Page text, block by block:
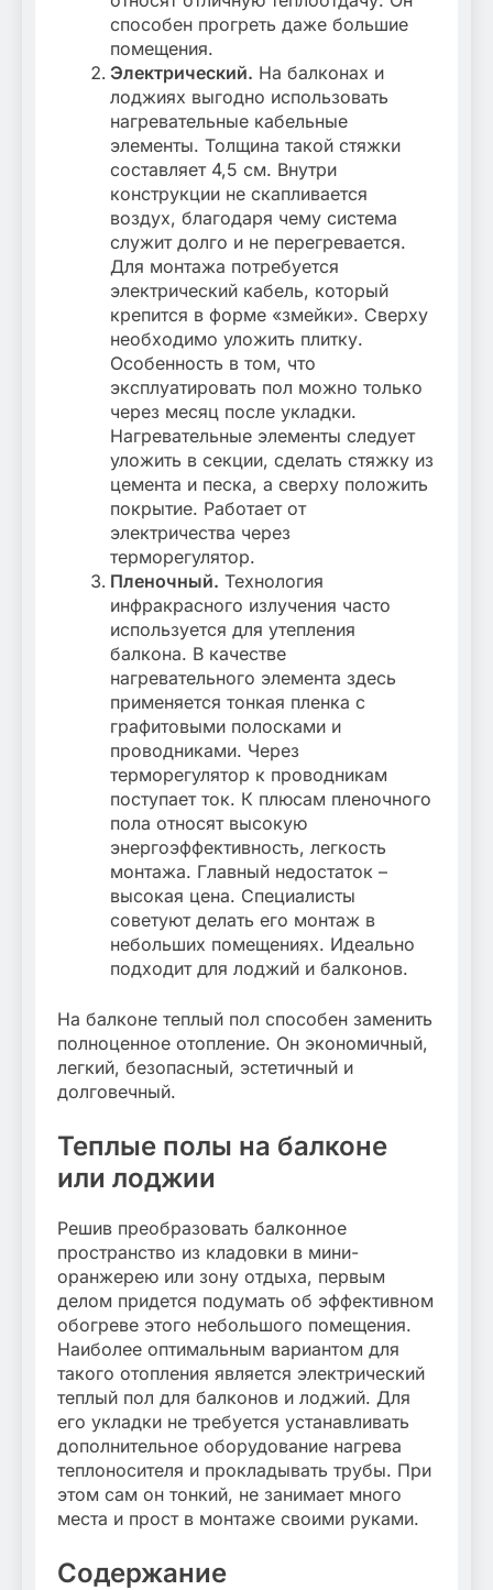
способен прогреть даже большие
помещения.
Электрический. На балконах и
лоджиях выгодно использовать
нагревательные кабельные
элементы. Толщина такой стяжки
составляет 4,5 см. Внутри
конструкции не скапливается
воздух, благодаря чему система
служит долго и не перегревается.
Для монтажа потребуется
электрический кабель, который
крепится в форме «змейки». Сверху
необходимо уложить плитку.
Особенность в том, что
эксплуатировать пол можно только
через месяц после укладки.
Нагревательные элементы следует
уложить в секции, сделать стяжку из
цемента и песка, а сверху положить
покрытие. Работает от
электричества через
терморегулятор.
Пленочный. Технология
инфракрасного излучения часто
используется для утепления
балкона. В качестве
нагревательного элемента здесь
применяется тонкая пленка с
графитовыми полосками и
проводниками. Через
терморегулятор к проводникам
поступает ток. К плюсам пленочного
пола относят высокую
энергоэффективность, легкость
монтажа. Главный недостаток –
высокая цена. Специалисты
советуют делать его монтаж в
небольших помещениях. Идеально
подходит для лоджий и балконов.
На балконе теплый пол способен заменить
полноценное отопление. Он экономичный,
легкий, безопасный, эстетичный и
долговечный.
Теплые полы на балконе
или лоджии
Решив преобразовать балконное
пространство из кладовки в мини-
оранжерею или зону отдыха, первым
делом придется подумать об эффективном
обогреве этого небольшого помещения.
Наиболее оптимальным вариантом для
такого отопления является электрический
теплый пол для балконов и лоджий. Для
его укладки не требуется устанавливать
дополнительное оборудование нагрева
теплоносителя и прокладывать трубы. При
этом сам он тонкий, не занимает много
места и прост в монтаже своими руками.
Содержание